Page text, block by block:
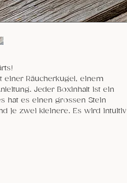
einer Räucherkugel, einem
Jeder Boxinhalt ist ein
hat es einen grossen Stein
je zwei kleinere. Es wird intuitiv